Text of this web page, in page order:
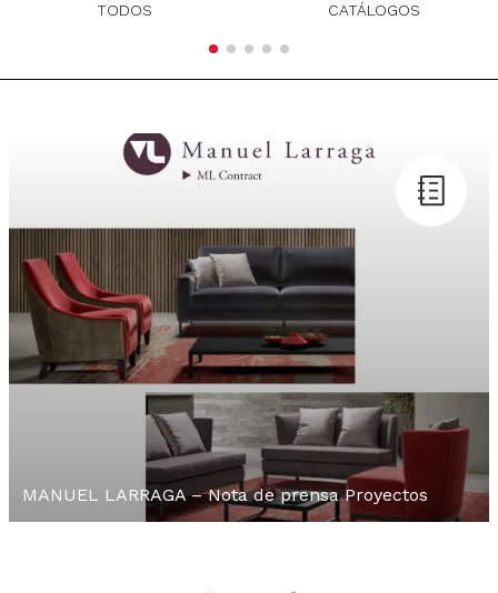
TODOS CATÁLOGOS
MANUEL LARRAGA – Nota de prensa Proyectos